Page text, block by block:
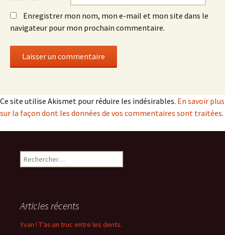
Enregistrer mon nom, mon e-mail et mon site dans le
navigateur pour mon prochain commentaire.
Ce site utilise Akismet pour réduire les indésirables. En savoir plus
sur la façon dont les données de vos commentaires sont traitées.
Rechercher :
Articles récents
Yvan ! T’as un truc entre les dents.